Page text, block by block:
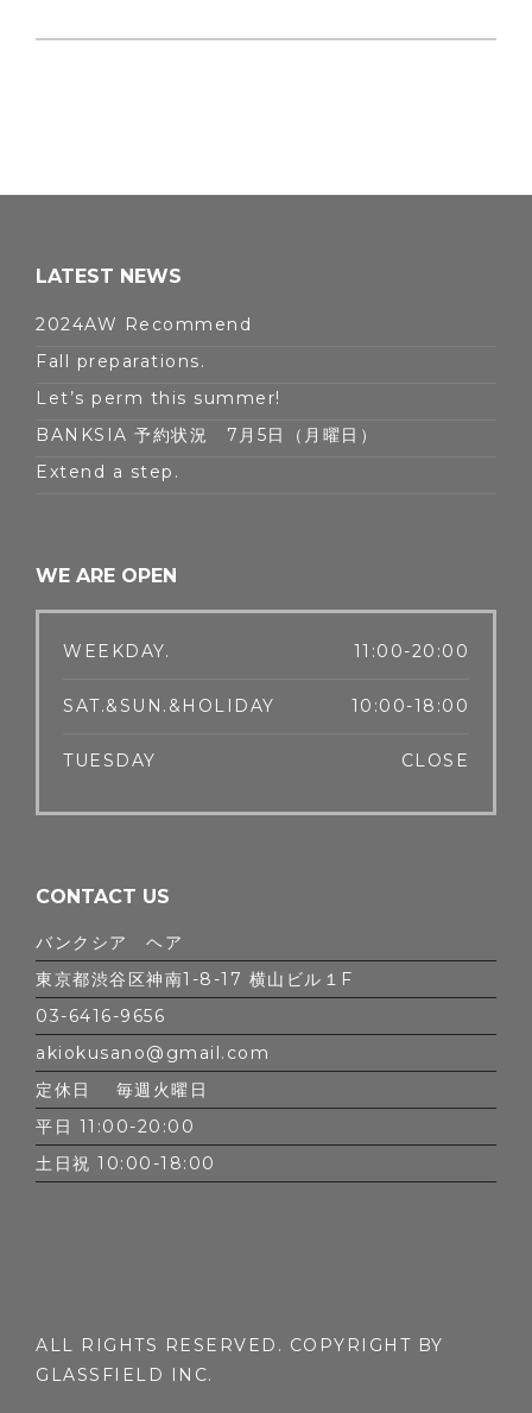
LATEST NEWS
2024AW Recommend
Fall preparations.
Let’s perm this summer!
BANKSIA 予約状況 7月5日（月曜日）
Extend a step.
WE ARE OPEN
WEEKDAY. 11:00-20:00
SAT.&SUN.&HOLIDAY 10:00-18:00
TUESDAY CLOSE
CONTACT US
バンクシア ヘア
東京都渋谷区神南1-8-17 横山ビル１F
03-6416-9656
akiokusano@gmail.com
定休日 毎週火曜日
平日 11:00-20:00
土日祝 10:00-18:00
ALL RIGHTS RESERVED. COPYRIGHT BY
GLASSFIELD INC.